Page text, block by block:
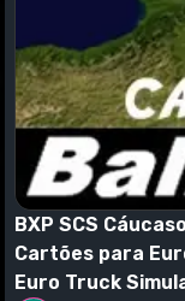
BXP SCS
Cartões para
Euro Truck